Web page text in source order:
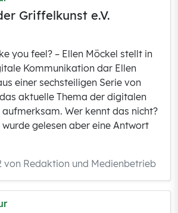
Griffelkunst e.V.
you feel? – Ellen Möckel stellt in
Kommunikation dar Ellen
einer sechsteiligen Serie von
aktuelle Thema der digitalen
Wer kennt das nicht?
gelesen aber eine Antwort
von Redaktion und Medienbetrieb